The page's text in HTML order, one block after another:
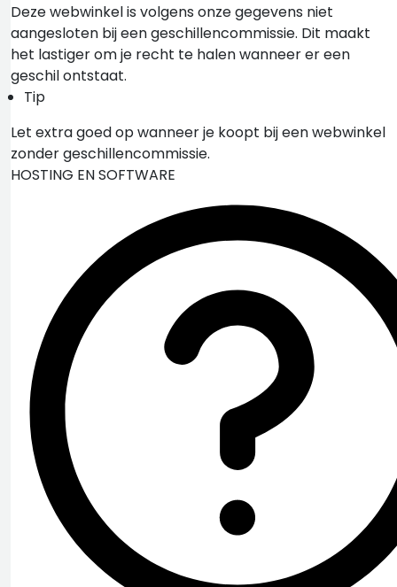
Deze webwinkel is volgens onze gegevens niet
aangesloten bij een geschillencommissie. Dit maakt
het lastiger om je recht te halen wanneer er een
geschil ontstaat.
Tip
Let extra goed op wanneer je koopt bij een webwinkel
zonder geschillencommissie.
HOSTING EN SOFTWARE